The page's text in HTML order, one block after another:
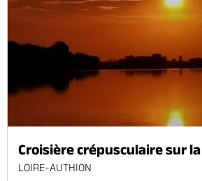
Croisière crépusculaire sur
LOIRE-AUTHION